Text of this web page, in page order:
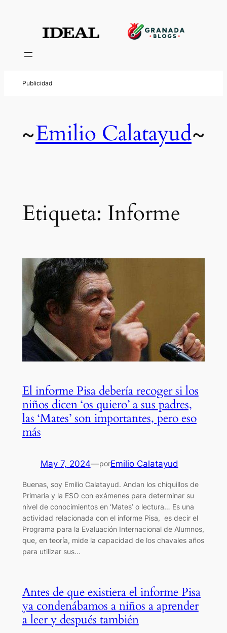
contenido
~Emilio Calatayud~
Etiqueta: Informe
El informe Pisa debería recoger si los
niños dicen ‘os quiero’ a sus padres,
las ‘Mates’ son importantes, pero eso
más
May 7, 2024—porEmilio Calatayud
Buenas, soy Emilio Calatayud. Andan los chiquillos de
Primaria y la ESO con exámenes para determinar su
nivel de conocimientos en ‘Mates’ o lectura… Es una
actividad relacionada con el informe Pisa, es decir el
Programa para la Evaluación Internacional de Alumnos,
que, en teoría, mide la capacidad de los chavales años
para utilizar sus…
Antes de que existiera el informe Pisa
ya condenábamos a niños a aprender
a leer y después también